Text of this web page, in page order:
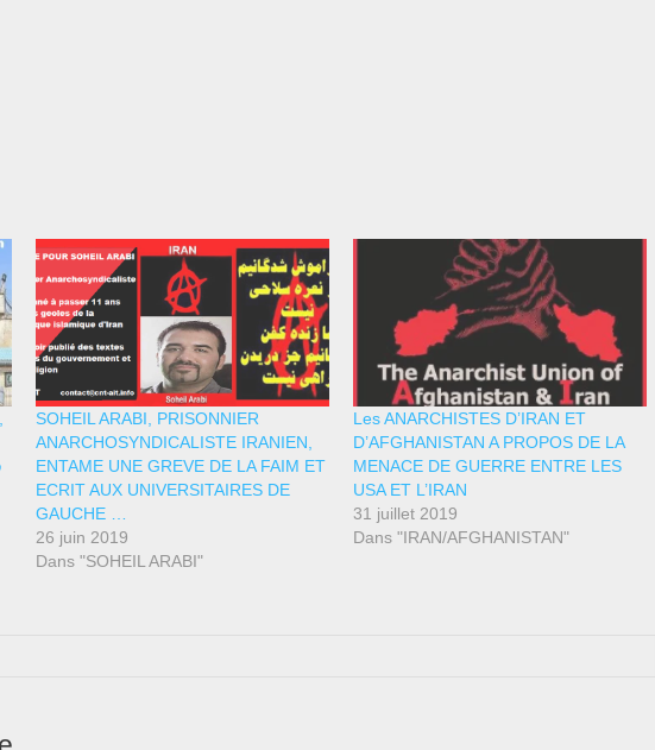
SOHEIL ARABI, PRISONNIER
ANARCHOSYNDICALISTE IRANIEN,
ENTAME UNE GREVE DE LA FAIM ET
ECRIT AUX UNIVERSITAIRES DE
GAUCHE …
26 juin 2019
Dans "SOHEIL ARABI"
Les ANARCHISTES D’IRAN ET
D’AFGHANISTAN A PROPOS DE LA
MENACE DE GUERRE ENTRE LES
USA ET L’IRAN
31 juillet 2019
Dans "IRAN/AFGHANISTAN"